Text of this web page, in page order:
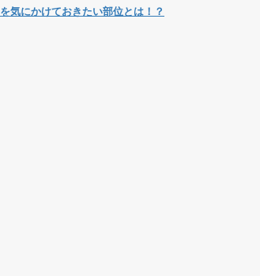
気にかけておきたい部位とは！？